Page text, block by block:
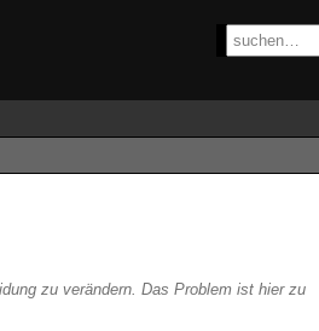
zu verändern. Das Problem ist hier zu